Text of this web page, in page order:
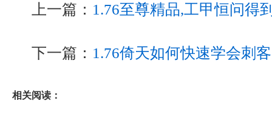
上一篇： 1.76至尊精品,工甲恒问得
下一篇： 1.76倚天如何快速学会刺
相关阅读：